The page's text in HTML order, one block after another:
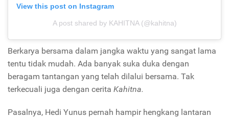
View this post on Instagram
A post shared by KAHITNA (@kahitna)
Berkarya bersama dalam jangka waktu yang sangat lama
tentu tidak mudah. Ada banyak suka duka dengan
beragam tantangan yang telah dilalui bersama. Tak
terkecuali juga dengan cerita Kahitna.
Pasalnya, Hedi Yunus pernah hampir hengkang lantaran